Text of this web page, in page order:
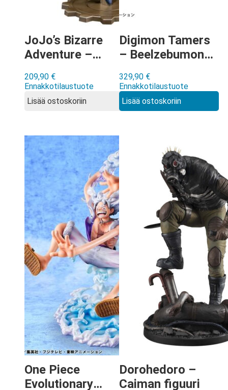
JoJo’s Bizarre
Adventure –
Figure Museum
figuuri
209,90 €
Ennakkotilaustuote
Lisää ostoskoriin
Digimon Tamers
– Beelzebumon
Precious G.E.M.
figuuri
329,90 €
Ennakkotilaustuote
Lisää ostoskoriin
One Piece
Evolutionary
Dorohedoro –
Caiman figuuri